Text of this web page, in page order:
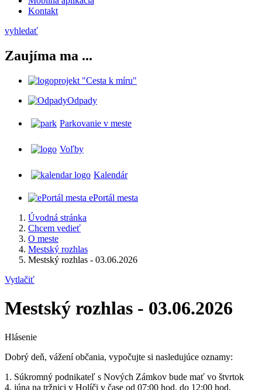
Kontakt
vyhledať
Zaujíma ma ...
projekt "Cesta k míru"
Odpady
Parkovanie v meste
Voľby
Kalendár
ePortál mesta
Úvodná stránka
Chcem vedieť
O meste
Mestský rozhlas
Mestský rozhlas - 03.06.2026
Vytlačiť
Mestský rozhlas - 03.06.2026
Hlásenie
Dobrý deň, vážení občania, vypočujte si nasledujúce oznamy:
1. Súkromný podnikateľ s Nových Zámkov bude mať vo štvrtok
4. júna na tržnici v Holíči v čase od 07:00 hod. do 12:00 hod.